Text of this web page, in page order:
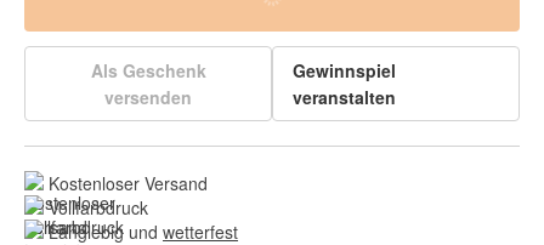
Als Geschenk
versenden
Gewinnspiel
veranstalten
Kostenloser Versand
Vollfarbdruck
Langlebig und wetterfest